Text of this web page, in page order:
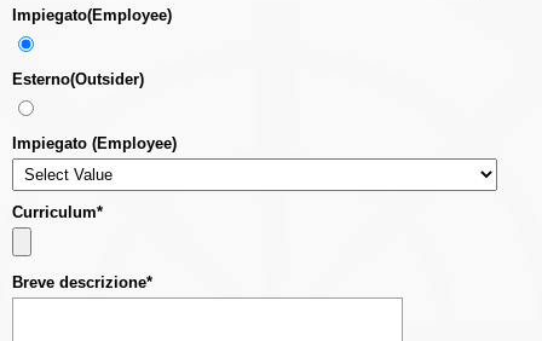
Impiegato(Employee)
Esterno(Outsider)
Impiegato (Employee)
Curriculum*
Breve descrizione*